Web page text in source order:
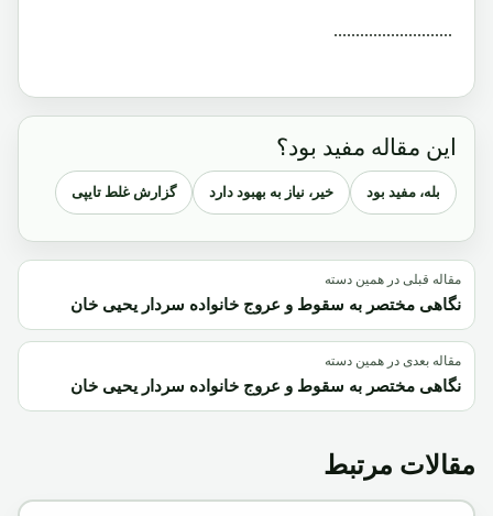
...........................
این مقاله مفید بود؟
بله، مفید بود خیر، نیاز به بهبود دارد گزارش غلط تایپی
مقاله قبلی در همین دسته
نگاهی مختصر به سقوط و عروج خانواده سردار یحیی خان
مقاله بعدی در همین دسته
نگاهی مختصر به سقوط و عروج خانواده سردار یحیی خان
مقالات مرتبط